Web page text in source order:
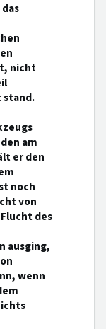
nicht
stand.
am
er den
noch
von
des
ausging,
wenn